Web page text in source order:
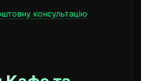
консультацію